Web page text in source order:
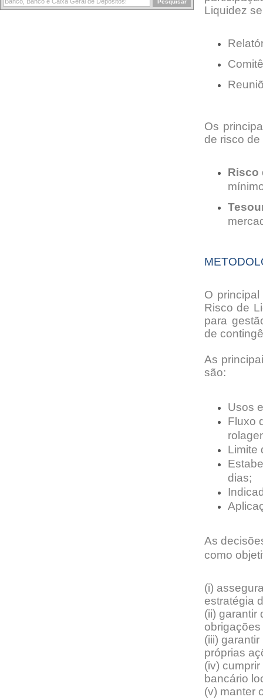
Liquidez
C
Os
de risco
Risco
O
Risco de
para
de
As
são:
Usos
Fluxo
Limite
dias;
As
como
(i)
estratégia
(ii) garantir
(iii)
próprias
(iv)
bancário
(v) manter